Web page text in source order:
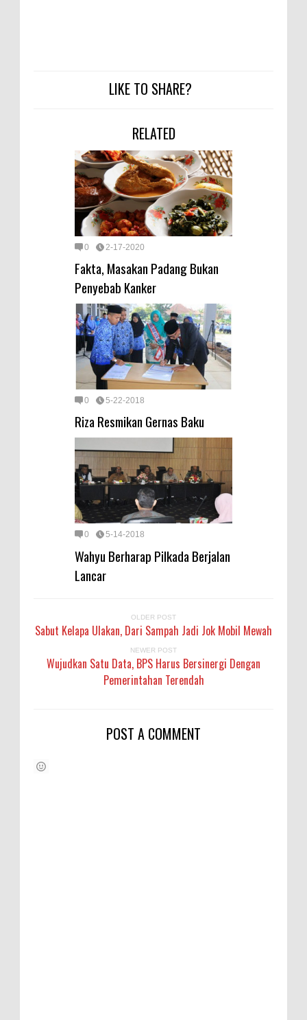
LIKE TO SHARE?
RELATED
0 2-17-2020
Fakta, Masakan Padang Bukan
Penyebab Kanker
0 5-22-2018
Riza Resmikan Gernas Baku
0 5-14-2018
Wahyu Berharap Pilkada Berjalan
Lancar
OLDER POST
Sabut Kelapa Ulakan, Dari Sampah Jadi Jok Mobil Mewah
NEWER POST
Wujudkan Satu Data, BPS Harus Bersinergi Dengan
Pemerintahan Terendah
POST A COMMENT